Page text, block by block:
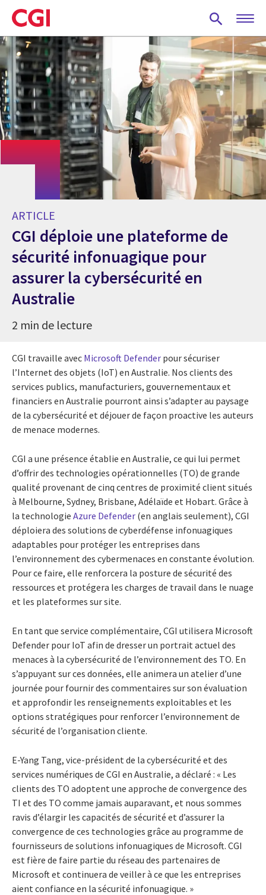
Skip
to
main
content
ARTICLE
CGI déploie une plateforme de
sécurité infonuagique pour
assurer la cybersécurité en
Australie
2 min de lecture
CGI travaille avec Microsoft Defender pour sécuriser
l’Internet des objets (IoT) en Australie. Nos clients des
services publics, manufacturiers, gouvernementaux et
financiers en Australie pourront ainsi s’adapter au paysage
de la cybersécurité et déjouer de façon proactive les auteurs
de menace modernes.
CGI a une présence établie en Australie, ce qui lui permet
d’offrir des technologies opérationnelles (TO) de grande
qualité provenant de cinq centres de proximité client situés
à Melbourne, Sydney, Brisbane, Adélaïde et Hobart. Grâce à
la technologie Azure Defender (en anglais seulement), CGI
déploiera des solutions de cyberdéfense infonuagiques
adaptables pour protéger les entreprises dans
l’environnement des cybermenaces en constante évolution.
Pour ce faire, elle renforcera la posture de sécurité des
ressources et protégera les charges de travail dans le nuage
et les plateformes sur site.
En tant que service complémentaire, CGI utilisera Microsoft
Defender pour IoT afin de dresser un portrait actuel des
menaces à la cybersécurité de l’environnement des TO. En
s’appuyant sur ces données, elle animera un atelier d’une
journée pour fournir des commentaires sur son évaluation
et approfondir les renseignements exploitables et les
options stratégiques pour renforcer l’environnement de
sécurité de l’organisation cliente.
E-Yang Tang, vice-président de la cybersécurité et des
services numériques de CGI en Australie, a déclaré : « Les
clients des TO adoptent une approche de convergence des
TI et des TO comme jamais auparavant, et nous sommes
ravis d’élargir les capacités de sécurité et d’assurer la
convergence de ces technologies grâce au programme de
fournisseurs de solutions infonuagiques de Microsoft. CGI
est fière de faire partie du réseau des partenaires de
Microsoft et continuera de veiller à ce que les entreprises
aient confiance en la sécurité infonuagique. »